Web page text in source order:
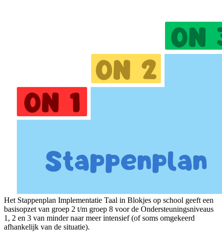
Het Stappenplan Implementatie Taal in Blokjes op school geeft een
basisopzet van groep 2 t/m groep 8 voor de Ondersteuningsniveaus
1, 2 en 3 van minder naar meer intensief (of soms omgekeerd
afhankelijk van de situatie).